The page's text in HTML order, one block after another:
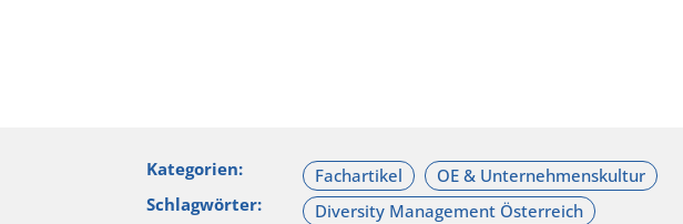
Kategorien:
Schlagwörter: